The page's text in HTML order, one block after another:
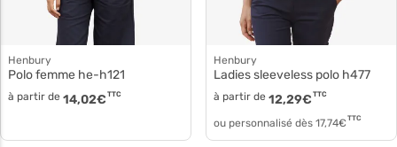
Henbury
Polo femme he-h121
à partir de 14,02€ TTC
Henbury
Ladies sleeveless polo h477
à partir de 12,29€ TTC
ou personnalisé dès 17,74€ TTC